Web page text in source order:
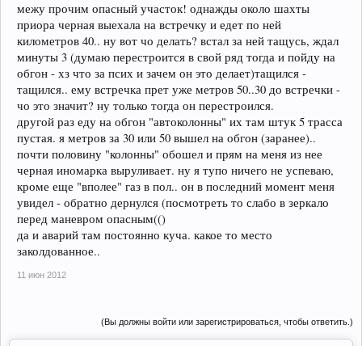
межу прочим опасный участок! однажды около шахты
приора черная выехала на встречку и едет по ней
километров 40.. ну вот чо делать? встал за ней тащусь, ждал
минуты 3 (думаю перестроится в свой ряд тогда и пойду на
обгон - хз что за псих и зачем он это делает)тащился -
тащился.. ему встречка прет уже метров 50..30 до встречки -
чо это значит? ну только тогда он перестроился.
другой раз еду на обгон "автоколонны" их там штук 5 трасса
пустая. я метров за 30 или 50 вышел на обгон (заранее)..
почти половину "колонны" обошел и прям на меня из нее
черная иномарка выруливает. ну я тупо ничего не успеваю,
кроме еще "вполее" газ в пол.. он в последний момент меня
увидел - обратно дернулся (посмотреть то слабо в зеркало
перед маневром опасным(()
да и аварий там постоянно куча. какое то место
заколдованное..
11 июн 2012
(Вы должны войти или зарегистрироваться, чтобы ответить.)